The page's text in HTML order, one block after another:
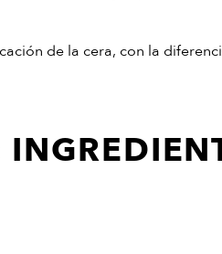
de la cera, con la